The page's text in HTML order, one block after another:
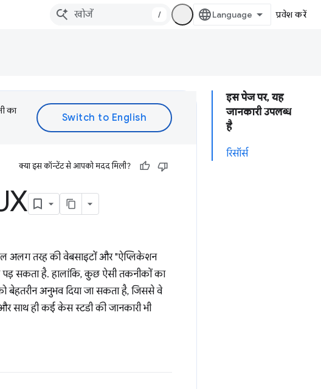
/ प्रवेश करें
इस पेज पर, यह
जानकारी उपलब्ध
है
रिसॉर्स
का
क्या इस कॉन्टेंट से आपको मदद मिली?
अलग तरह की वेबसाइटों और "ऐप्लिकेशन
सकता है. हालांकि, कुछ ऐसी तकनीकों का
बेहतरीन अनुभव दिया जा सकता है, जिससे वे
साथ ही कई केस स्टडी की जानकारी भी